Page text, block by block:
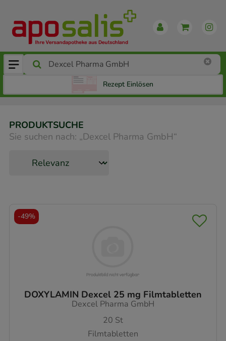
Rezept Einlösen
PRODUKTSUCHE
Sie suchen nach: „Dexcel Pharma GmbH“
DOXYLAMIN Dexcel 25 mg Filmtabletten
Dexcel Pharma GmbH
20 St
Filmtabletten
-49%